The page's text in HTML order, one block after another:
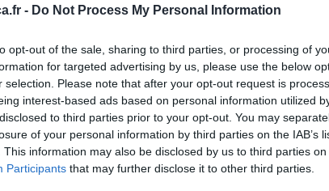
- Do Not Process My Personal Information
opt-out of the sale, sharing to third parties, or processing of
for targeted advertising by us, please use the below
selection. Please note that after your opt-out request is
interest-based ads based on personal information utilized
to third parties prior to your opt-out. You may
of your personal information by third parties on the IAB’s
This information may also be disclosed by us to third parties on
Participants that may further disclose it to other third parties.
IRS
à large spectre
IRS
autre
antihormones